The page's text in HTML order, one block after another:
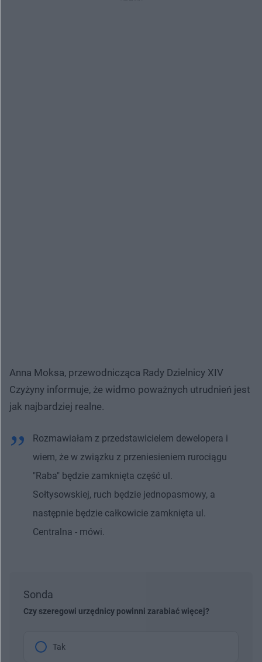
Anna Moksa, przewodnicząca Rady Dzielnicy XIV
Czyżyny informuje, że widmo poważnych utrudnień jest
jak najbardziej realne.
Rozmawiałam z przedstawicielem dewelopera i
wiem, że w związku z przeniesieniem rurociągu
"Raba" będzie zamknięta część ul.
Sołtysowskiej, ruch będzie jednopasmowy, a
następnie będzie całkowicie zamknięta ul.
Centralna - mówi.
Sonda
Czy szeregowi urzędnicy powinni zarabiać więcej?
Tak